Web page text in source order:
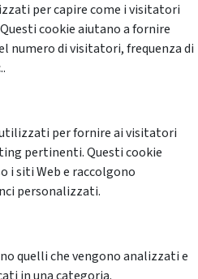
per capire come i visitatori
cookie aiutano a fornire
numero di visitatori, frequenza di
per fornire ai visitatori
pertinenti. Questi cookie
i siti Web e raccolgono
personalizzati.
quelli che vengono analizzati e